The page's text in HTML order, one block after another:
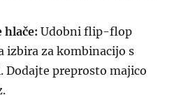
hlače: Udobni flip-flop
izbira za kombinacijo s
preprosto majico